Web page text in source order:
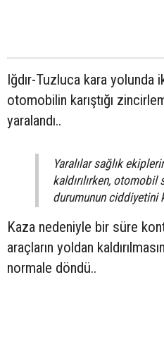
Iğdır-Tuzluca kara
otomobilin karıştığı
yaralandı..
Yaralılar sağlık
kaldırılırken, otomobil
durumunun
Kaza nedeniyle bir süre
araçların yoldan
normale döndü..